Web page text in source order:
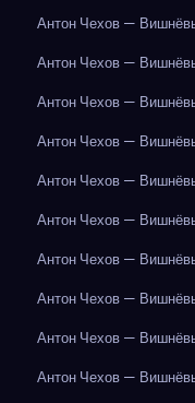
Антон Чехов —
Антон Чехов —
Антон Чехов —
Антон Чехов —
Антон Чехов —
Антон Чехов —
Антон Чехов —
Антон Чехов —
Антон Чехов —
Антон Чехов —